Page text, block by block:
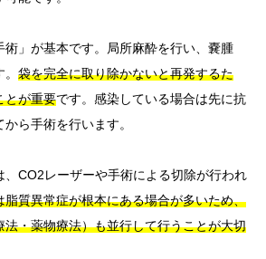
術」が基本です。局所麻酔を行い、嚢腫
袋を完全に取り除かないと再発するた
とが重要です。感染している場合は先に抗
ら手術を行います。
、CO2レーザーや手術による切除が行われ
脂質異常症が根本にある場合が多いため、
法・薬物療法）も並行して行うことが大切